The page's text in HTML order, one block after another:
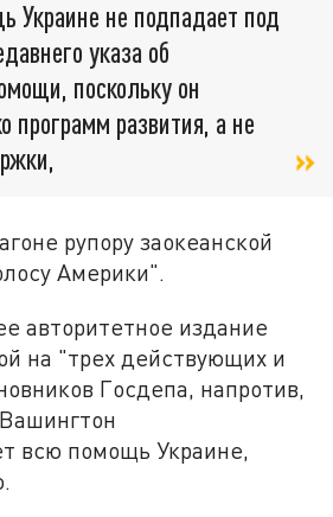
Украине не подпадает под
указа об
поскольку он
программ развития, а не
рупору заокеанской
Америки".
авторитетное издание
на "трех действующих и
Госдепа, напротив,
всю помощь Украине,